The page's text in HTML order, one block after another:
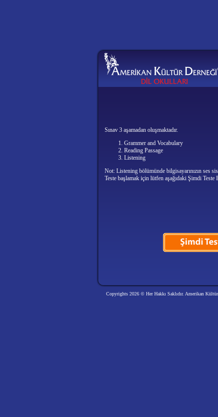
Sınav 3 aşamadan oluşmaktadır.
Grammer and Vocabulary
Reading Passage
Listening
Not: Listening bölümünde bilgisayarınızın ses
Teste başlamak için lütfen aşağıdaki Şimdi Teste
Copyrights 2026 © Her Hakkı Saklıdır. Amerikan